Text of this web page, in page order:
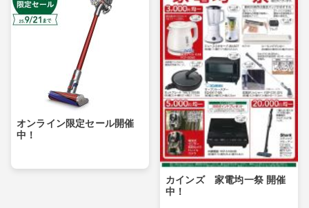
オンライン限定セール開催
中！
カインズ 家電均一祭 開催
中！